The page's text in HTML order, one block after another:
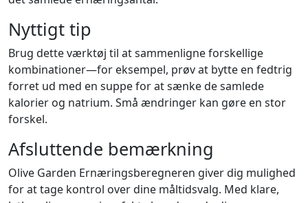
Nyttigt tip
Brug dette værktøj til at sammenligne forskellige
kombinationer—for eksempel, prøv at bytte en fedtrig
forret ud med en suppe for at sænke de samlede
kalorier og natrium. Små ændringer kan gøre en stor
forskel.
Afsluttende bemærkning
Olive Garden Ernæringsberegneren giver dig mulighed
for at tage kontrol over dine måltidsvalg. Med klare,